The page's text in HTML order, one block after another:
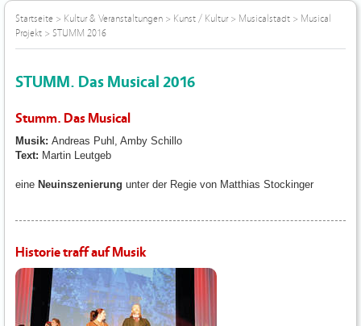
Startseite > Kultur & Veranstaltungen > Kunst / Kultur> Musicalstadt > Musical
Projekt > STUMM 2016
STUMM. Das Musical 2016
Stumm. Das Musical
Musik: Andreas Puhl, Amby Schillo
Text: Martin Leutgeb
eine Neuinszenierung unter der Regie von Matthias Stockinger
Historie traff auf Musik